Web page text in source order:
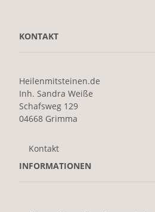
KONTAKT
Heilenmitsteinen.de
Inh. Sandra Weiße
Schafsweg 129
04668 Grimma
Kontakt
INFORMATIONEN